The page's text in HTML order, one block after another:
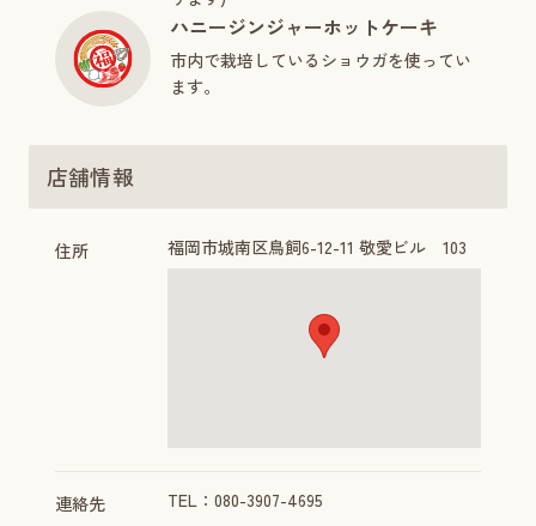
ハニージンジャーホットケーキ
市内で栽培しているショウガを使ってい
ます。
店舗情報
住所 福岡市城南区鳥飼6-12-11 敬愛ビル 103
連絡先 TEL：080-3907-4695